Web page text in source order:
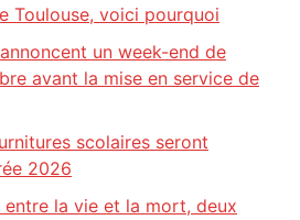
Toulouse, voici pourquoi
un week-end de
avant la mise en service de
scolaires seront
2026
entre la vie et la mort, deux